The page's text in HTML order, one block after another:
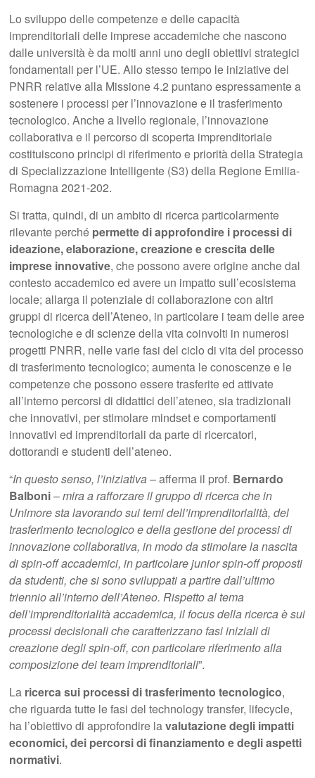
Lo sviluppo delle competenze e delle capacità
imprenditoriali delle imprese accademiche che nascono
dalle università è da molti anni uno degli obiettivi strategici
fondamentali per l’UE. Allo stesso tempo le iniziative del
PNRR relative alla Missione 4.2 puntano espressamente a
sostenere i processi per l’innovazione e il trasferimento
tecnologico. Anche a livello regionale, l’innovazione
collaborativa e il percorso di scoperta imprenditoriale
costituiscono principi di riferimento e priorità della Strategia
di Specializzazione Intelligente (S3) della Regione Emilia-
Romagna 2021-202.
Si tratta, quindi, di un ambito di ricerca particolarmente
rilevante perché permette di approfondire i processi di
ideazione, elaborazione, creazione e crescita delle
imprese innovative, che possono avere origine anche dal
contesto accademico ed avere un impatto sull’ecosistema
locale; allarga il potenziale di collaborazione con altri
gruppi di ricerca dell’Ateneo, in particolare i team delle aree
tecnologiche e di scienze della vita coinvolti in numerosi
progetti PNRR, nelle varie fasi del ciclo di vita del processo
di trasferimento tecnologico; aumenta le conoscenze e le
competenze che possono essere trasferite ed attivate
all’interno percorsi di didattici dell’ateneo, sia tradizionali
che innovativi, per stimolare mindset e comportamenti
innovativi ed imprenditoriali da parte di ricercatori,
dottorandi e studenti dell’ateneo.
“In questo senso, l’iniziativa– afferma il prof. Bernardo
Balboni–mira a rafforzare il gruppo di ricerca che in
Unimore sta lavorando sui temi dell’imprenditorialità, del
trasferimento tecnologico e della gestione dei processi di
innovazione collaborativa, in modo da stimolare la nascita
di spin-off accademici, in particolare junior spin-off proposti
da studenti, che si sono sviluppati a partire dall’ultimo
triennio all’interno dell’Ateneo. Rispetto al tema
dell’imprenditorialità accademica, il focus della ricerca è sui
processi decisionali che caratterizzano fasi iniziali di
creazione degli spin-off, con particolare riferimento alla
composizione dei team imprenditoriali”.
La ricerca sui processi di trasferimento tecnologico,
che riguarda tutte le fasi del technology transfer, lifecycle,
ha l’obiettivo di approfondire lavalutazione degli impatti
economici, dei percorsi di finanziamento e degli aspetti
normativi.